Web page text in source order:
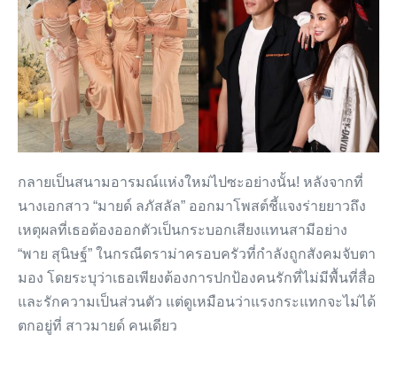
กลายเป็นสนามอารมณ์แห่งใหม่ไปซะอย่างนั้น! หลังจากที่
นางเอกสาว “มายด์ ลภัสลัล” ออกมาโพสต์ชี้แจงร่ายยาวถึง
เหตุผลที่เธอต้องออกตัวเป็นกระบอกเสียงแทนสามีอย่าง
“พาย สุนิษฐ์” ในกรณีดราม่าครอบครัวที่กำลังถูกสังคมจับตา
มอง โดยระบุว่าเธอเพียงต้องการปกป้องคนรักที่ไม่มีพื้นที่สื่อ
และรักความเป็นส่วนตัว แต่ดูเหมือนว่าแรงกระแทกจะไม่ได้
ตกอยู่ที่ สาวมายด์ คนเดียว